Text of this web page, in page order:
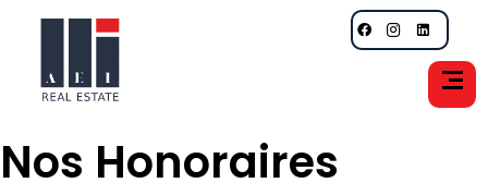
Nos Honoraires